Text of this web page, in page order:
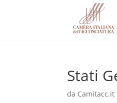
Stati
da Camitacc.it